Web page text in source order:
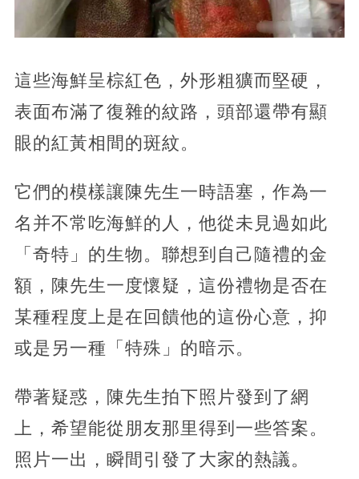
這些海鮮呈棕紅色，外形粗獷而堅硬，
表面布滿了復雜的紋路，頭部還帶有顯
眼的紅黃相間的斑紋。
它們的模樣讓陳先生一時語塞，作為一
名并不常吃海鮮的人，他從未見過如此
「奇特」的生物。聯想到自己隨禮的金
額，陳先生一度懷疑，這份禮物是否在
某種程度上是在回饋他的這份心意，抑
或是另一種「特殊」的暗示。
帶著疑惑，陳先生拍下照片發到了網
上，希望能從朋友那里得到一些答案。
照片一出，瞬間引發了大家的熱議。